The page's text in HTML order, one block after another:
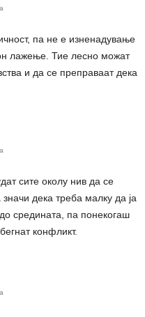
па не е изненадување
лажење. Тие лесно можат
и да се преправаат дека
сите околу нив да се
дека треба малку да ја
средината, па понекогаш
конфликт.